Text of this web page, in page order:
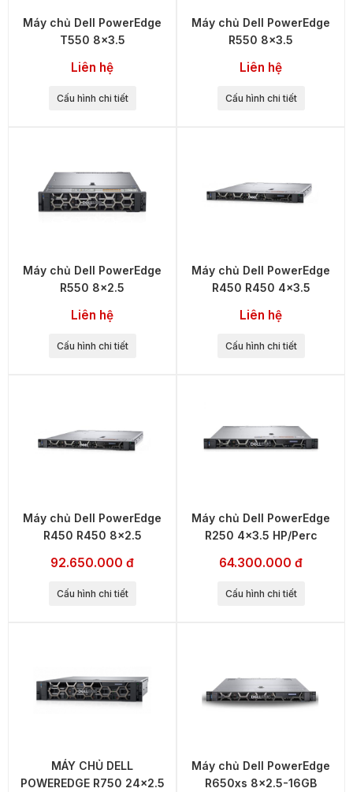
Máy chủ Dell PowerEdge
T550 8x3.5
Liên hệ
Cấu hình chi tiết
Máy chủ Dell PowerEdge
R550 8x3.5
Liên hệ
Cấu hình chi tiết
Máy chủ Dell PowerEdge
R550 8x2.5
Liên hệ
Cấu hình chi tiết
Máy chủ Dell PowerEdge
R450 R450 4x3.5
Liên hệ
Cấu hình chi tiết
Máy chủ Dell PowerEdge
R450 R450 8x2.5
92.650.000 đ
Cấu hình chi tiết
Máy chủ Dell PowerEdge
R250 4x3.5 HP/Perc
64.300.000 đ
Cấu hình chi tiết
MÁY CHỦ DELL
POWEREDGE R750 24x2.5
Máy chủ Dell PowerEdge
R650xs 8x2.5-16GB